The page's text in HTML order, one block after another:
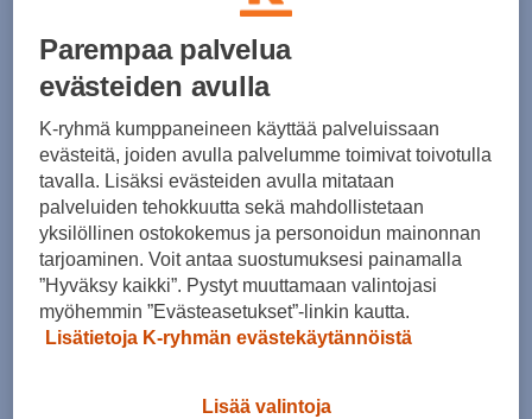
Vauhti
PURE UP neste luistovoide - pikaluistovoide
34,95 €
Vauhti
19,95 €
Parempaa palvelua
evästeiden avulla
K-ryhmä kumppaneineen käyttää palveluissaan
evästeitä, joiden avulla palvelumme toimivat toivotulla
tavalla. Lisäksi evästeiden avulla mitataan
palveluiden tehokkuutta sekä mahdollistetaan
yksilöllinen ostokokemus ja personoidun mainonnan
tarjoaminen. Voit antaa suostumuksesi painamalla
”Hyväksy kaikki”. Pystyt muuttamaan valintojasi
myöhemmin ”Evästeasetukset”-linkin kautta.
Lisätietoja K-ryhmän evästekäytännöistä
Lisää valintoja